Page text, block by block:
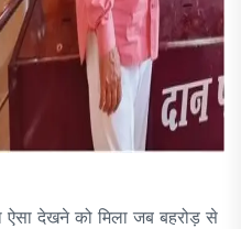
ऐसा देखने को मिला जब बहरोड़ से